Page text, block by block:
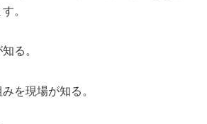
。
る。
を現場が知る。